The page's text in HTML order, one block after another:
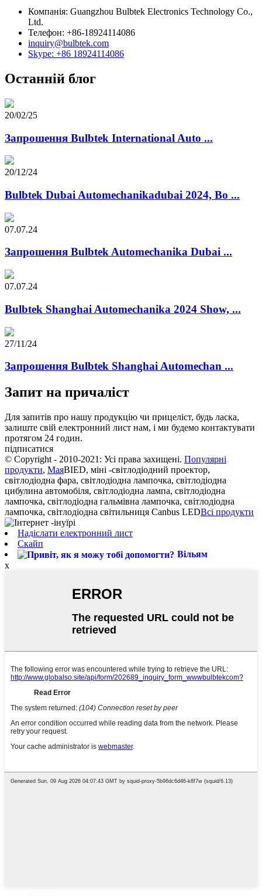
Компанія: Guangzhou Bulbtek Electronics Technology Co.,
Ltd.
Телефон: +86-18924114086
inquiry@bulbtek.com
Skype: +86 18924114086
Останній блог
20/02/25
Запрошення Bulbtek International Auto ...
20/12/24
Bulbtek Dubai Automechanikadubai 2024, Bo ...
07.07.24
Запрошення Bulbtek Automechanika Dubai ...
07.07.24
Bulbtek Shanghai Automechanika 2024 Show, ...
27/11/24
Запрошення Bulbtek Shanghai Automechan ...
Запит на причаліст
Для запитів про нашу продукцію чи прицеліст, будь ласка,
залиште свій електронний лист нам, і ми будемо контактувати
протягом 24 годин.
підписатися
© Copyright - 2010-2021: Усі права захищені. Популярні
продукти, МаяBIED, міні -світлодіодний проектор,
світлодіодна фара, світлодіодна лампочка, світлодіодна
цибулина автомобіля, світлодіодна лампа, світлодіодна
лампочка, світлодіодна гальмівна лампочка, світлодіодна
лампочка, світлодіодна світильниця Canbus LEDВсі продукти
Надіслати електронний лист
Скайп
Вільям
x